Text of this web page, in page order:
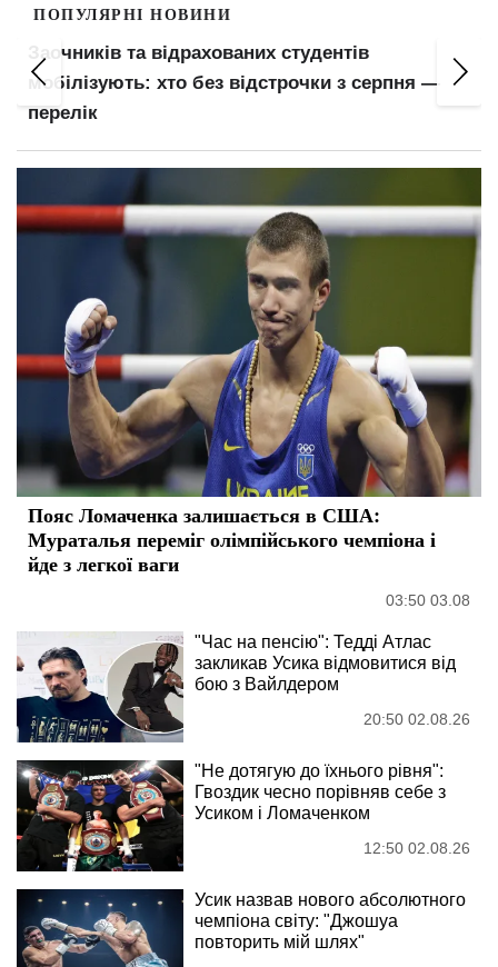
ПОПУЛЯРНІ НОВИНИ
Заочників та відрахованих студентів
мобілізують: хто без відстрочки з серпня —
перелік
Пояс Ломаченка залишається в США:
Мураталья переміг олімпійського чемпіона і
йде з легкої ваги
03:50 03.08
"Час на пенсію": Тедді Атлас
закликав Усика відмовитися від
бою з Вайлдером
20:50 02.08.26
"Не дотягую до їхнього рівня":
Гвоздик чесно порівняв себе з
Усиком і Ломаченком
12:50 02.08.26
Усик назвав нового абсолютного
чемпіона світу: "Джошуа
повторить мій шлях"